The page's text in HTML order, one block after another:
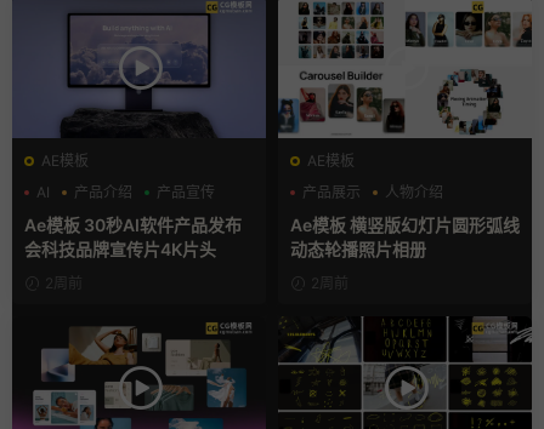
AE模板
AI
产品介绍 产品宣传
Ae模板 30秒AI软件产品发布
会科技品牌宣传片4K片头
2周前
AE模板
产品展示
人物介绍
团队介绍
Ae模板 横竖版幻灯片圆形弧线
动态轮播照片相册
2周前